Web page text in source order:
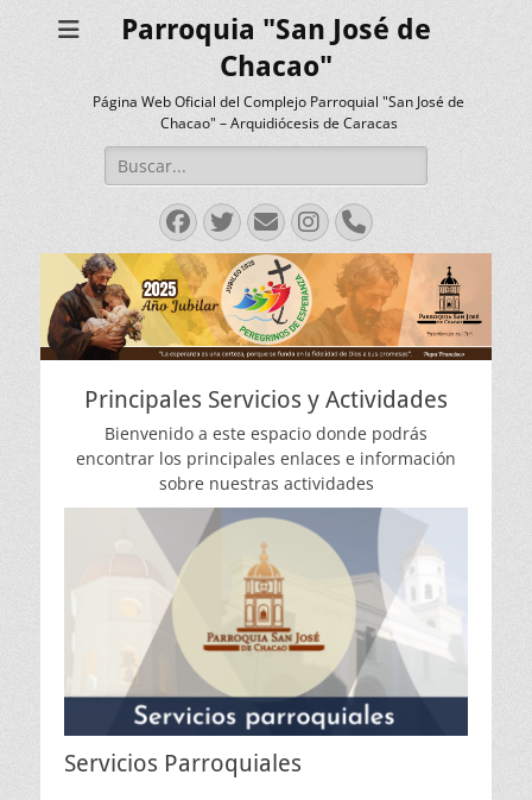
Parroquia "San José de
Chacao"
Página Web Oficial del Complejo Parroquial "San José de
Chacao" – Arquidiócesis de Caracas
Buscar:
Facebook
Twitter
Correo
electrónico
Instagram
Teléfono
Principales Servicios y Actividades
Bienvenido a este espacio donde podrás
encontrar los principales enlaces e información
sobre nuestras actividades
Servicios Parroquiales